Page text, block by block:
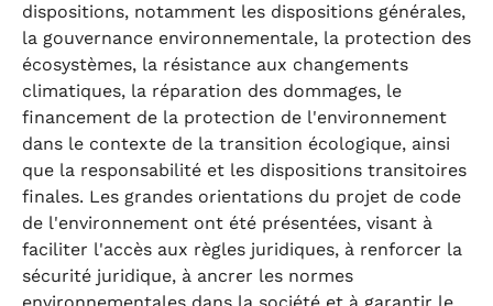
dispositions, notamment les dispositions générales,
la gouvernance environnementale, la protection des
écosystèmes, la résistance aux changements
climatiques, la réparation des dommages, le
financement de la protection de l'environnement
dans le contexte de la transition écologique, ainsi
que la responsabilité et les dispositions transitoires
finales. Les grandes orientations du projet de code
de l'environnement ont été présentées, visant à
faciliter l'accès aux règles juridiques, à renforcer la
sécurité juridique, à ancrer les normes